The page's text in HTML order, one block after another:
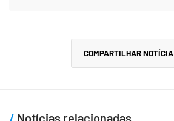
COMPARTILHAR NOTÍCIA
Notícias relacionadas